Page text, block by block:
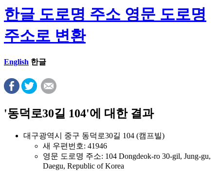
한글 도로명 주소 영문 도로명
주소로 변환
English 한글
'동덕로30길 104'에 대한 결과
대구광역시 중구 동덕로30길 104 (캠프빌)
새 우편번호: 41946
영문 도로명 주소: 104 Dongdeok-ro 30-gil, Jung-gu,
Daegu, Republic of Korea